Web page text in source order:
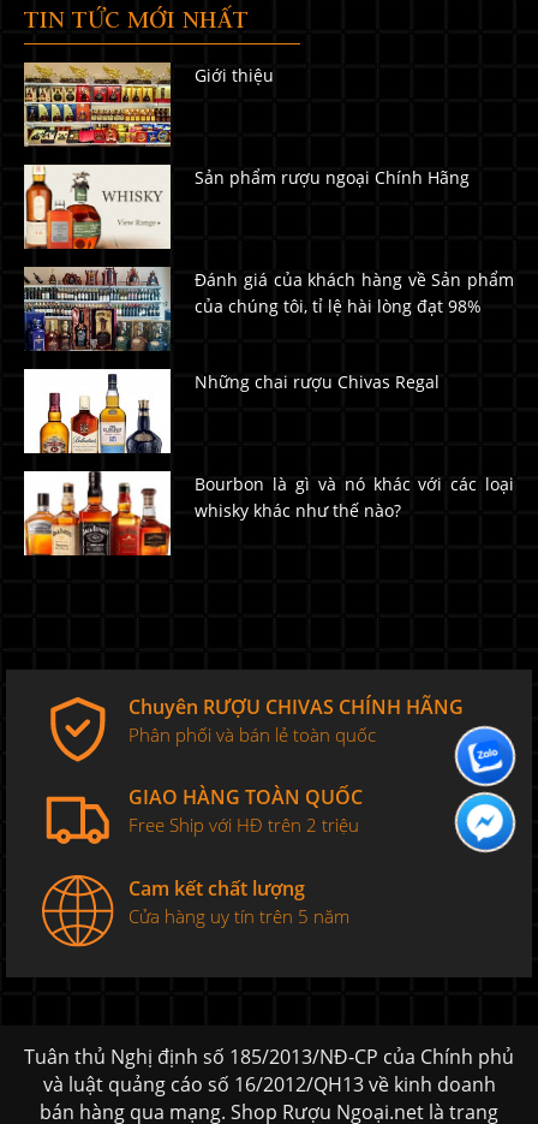
TIN TỨC MỚI NHẤT
Giới thiệu
Sản phẩm rượu ngoại Chính Hãng
Đánh giá của khách hàng về Sản phẩm
của chúng tôi, tỉ lệ hài lòng đạt 98%
Những chai rượu Chivas Regal
Bourbon là gì và nó khác với các loại
whisky khác như thế nào?
Chuyên RƯỢU CHIVAS CHÍNH HÃNG
Phân phối và bán lẻ toàn quốc
GIAO HÀNG TOÀN QUỐC
Free Ship với HĐ trên 2 triệu
Cam kết chất lượng
Cửa hàng uy tín trên 5 năm
Tuân thủ Nghị định số 185/2013/NĐ-CP của Chính phủ
và luật quảng cáo số 16/2012/QH13 về kinh doanh
bán hàng qua mạng. Shop Rượu Ngoại.net là trang